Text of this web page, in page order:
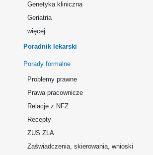
Genetyka kliniczna
Geriatria
więcej
Poradnik lekarski
Porady formalne
Problemy prawne
Prawa pracownicze
Relacje z NFZ
Recepty
ZUS ZLA
Zaświadczenia, skierowania, wnioski